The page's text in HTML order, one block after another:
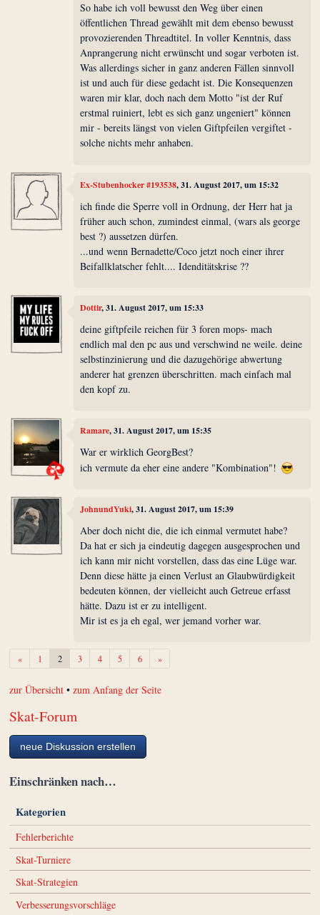
So habe ich voll bewusst den Weg über einen
öffentlichen Thread gewählt mit dem ebenso bewusst
provozierenden Threadtitel. In voller Kenntnis, dass
Anprangerung nicht erwünscht und sogar verboten ist.
Was allerdings sicher in ganz anderen Fällen sinnvoll
ist und auch für diese gedacht ist. Die Konsequenzen
waren mir klar, doch nach dem Motto "ist der Ruf
erstmal ruiniert, lebt es sich ganz ungeniert" können
mir - bereits längst von vielen Giftpfeilen vergiftet -
solche nichts mehr anhaben.
Ex-Stubenhocker #193538, 31. August 2017, um 15:32
ich finde die Sperre voll in Ordnung, der Herr hat ja
früher auch schon, zumindest einmal, (wars als george
best ?) aussetzen dürfen.
...und wenn Bernadette/Coco jetzt noch einer ihrer
Beifallklatscher fehlt.... Idenditätskrise ??
Dottir, 31. August 2017, um 15:33
deine giftpfeile reichen für 3 foren mops- mach
endlich mal den pc aus und verschwind ne weile. deine
selbstinzinierung und die dazugehörige abwertung
anderer hat grenzen überschritten. mach einfach mal
den kopf zu.
Ramare, 31. August 2017, um 15:35
War er wirklich GeorgBest?
ich vermute da eher eine andere "Kombination"!
JohnundYuki, 31. August 2017, um 15:39
Aber doch nicht die, die ich einmal vermutet habe?
Da hat er sich ja eindeutig dagegen ausgesprochen und
ich kann mir nicht vorstellen, dass das eine Lüge war.
Denn diese hätte ja einen Verlust an Glaubwürdigkeit
bedeuten können, der vielleicht auch Getreue erfasst
hätte. Dazu ist er zu intelligent.
Mir ist es ja eh egal, wer jemand vorher war.
«Zurück1 2 3 4 5 6 »Weiter
zur Übersicht •zum Anfang der Seite
Skat-Forum
neue Diskussion erstellen
Einschränken nach…
Kategorien
Fehlerberichte
Skat-Turniere
Skat-Strategien
Verbesserungsvorschläge